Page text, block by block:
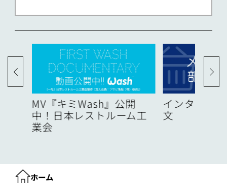
MV『キミWash』公開
中！日本レストルーム工
業会
インターネ
文
ホーム